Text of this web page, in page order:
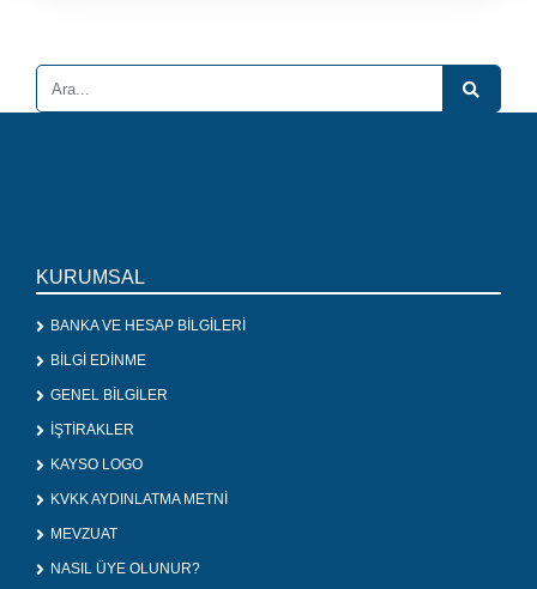
KURUMSAL
BANKA VE HESAP BİLGİLERİ
BİLGİ EDİNME
GENEL BİLGİLER
İŞTİRAKLER
KAYSO LOGO
KVKK AYDINLATMA METNİ
MEVZUAT
NASIL ÜYE OLUNUR?